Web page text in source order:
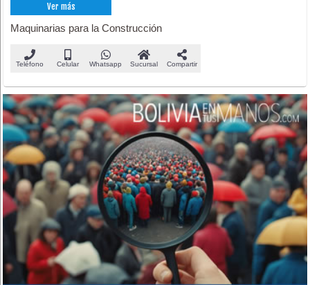
Ver más
Maquinarias para la Construcción
Teléfono Celular Whatsapp Sucursal Compartir